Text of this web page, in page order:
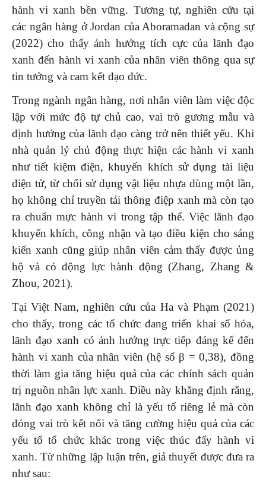
hành vi xanh bền vững. Tương tự, nghiên cứu tại
các ngân hàng ở Jordan của Aboramadan và cộng sự
(2022) cho thấy ảnh hưởng tích cực của lãnh đạo
xanh đến hành vi xanh của nhân viên thông qua sự
tin tưởng và cam kết đạo đức.
Trong ngành ngân hàng, nơi nhân viên làm việc độc
lập với mức độ tự chủ cao, vai trò gương mẫu và
định hướng của lãnh đạo càng trở nên thiết yếu. Khi
nhà quản lý chủ động thực hiện các hành vi xanh
như tiết kiệm điện, khuyến khích sử dụng tài liệu
điện tử, từ chối sử dụng vật liệu nhựa dùng một lần,
họ không chỉ truyền tải thông điệp xanh mà còn tạo
ra chuẩn mực hành vi trong tập thể. Việc lãnh đạo
khuyến khích, công nhận và tạo điều kiện cho sáng
kiến xanh cũng giúp nhân viên cảm thấy được ủng
hộ và có động lực hành động (Zhang, Zhang &
Zhou, 2021).
Tại Việt Nam, nghiên cứu của Ha và Phạm (2021)
cho thấy, trong các tổ chức đang triển khai số hóa,
lãnh đạo xanh có ảnh hưởng trực tiếp đáng kể đến
hành vi xanh của nhân viên (hệ số β = 0,38), đồng
thời làm gia tăng hiệu quả của các chính sách quản
trị nguồn nhân lực xanh. Điều này khẳng định rằng,
lãnh đạo xanh không chỉ là yếu tố riêng lẻ mà còn
đóng vai trò kết nối và tăng cường hiệu quả của các
yếu tố tổ chức khác trong việc thúc đẩy hành vi
xanh. Từ những lập luận trên, giả thuyết được đưa ra
như sau: